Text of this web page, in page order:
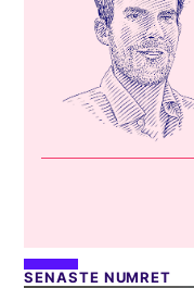
SENASTE NUMRET